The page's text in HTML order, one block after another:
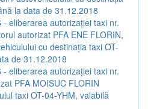
la data de 31.12.2018
eliberarea autorizației taxi nr.
autorizat PFA ENE FLORIN,
cu destinația taxi OT-
de 31.12.2018
eliberarea autorizației taxi nr.
PFA MOISUC FLORIN
taxi OT-04-YHM, valabilă